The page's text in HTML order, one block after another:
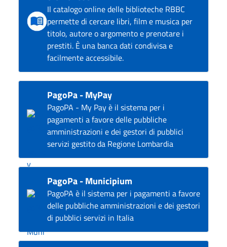
Il catalogo online delle biblioteche RBBC
permette di cercare libri, film e musica per
titolo, autore o argomento e prenotare i
prestiti. È una banca dati condivisa e
facilmente accessibile.
PagoPa - MyPay
PagoPA - My Pay è il sistema per i
pagamenti a favore delle pubbliche
amministrazioni e dei gestori di pubblici
servizi gestito da Regione Lombardia
PagoPa - Municipium
PagoPA è il sistema per i pagamenti a favore
delle pubbliche amministrazioni e dei gestori
di pubblici servizi in Italia